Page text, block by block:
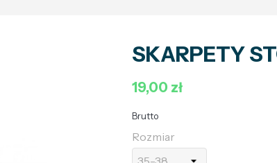
SKARPETY
19,00 zł
Brutto
Rozmiar